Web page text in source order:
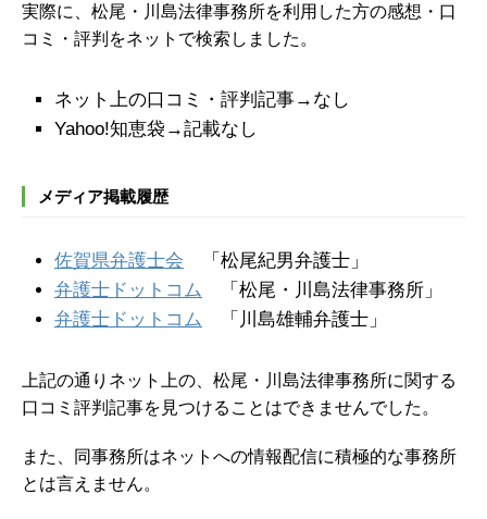
実際に、松尾・川島法律事務所を利用した方の感想・口
コミ・評判をネットで検索しました。
ネット上の口コミ・評判記事→なし
Yahoo!知恵袋→記載なし
メディア掲載履歴
佐賀県弁護士会 「松尾紀男弁護士」
弁護士ドットコム 「松尾・川島法律事務所」
弁護士ドットコム 「川島雄輔弁護士」
上記の通りネット上の、松尾・川島法律事務所に関する
口コミ評判記事を見つけることはできませんでした。
また、同事務所はネットへの情報配信に積極的な事務所
とは言えません。